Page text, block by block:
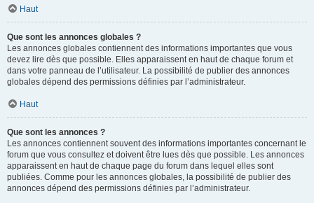
Haut
Que sont les annonces globales ?
Les annonces globales contiennent des informations importantes que vous
devez lire dès que possible. Elles apparaissent en haut de chaque forum et
dans votre panneau de l’utilisateur. La possibilité de publier des annonces
globales dépend des permissions définies par l’administrateur.
Haut
Que sont les annonces ?
Les annonces contiennent souvent des informations importantes concernant le
forum que vous consultez et doivent être lues dès que possible. Les annonces
apparaissent en haut de chaque page du forum dans lequel elles sont
publiées. Comme pour les annonces globales, la possibilité de publier des
annonces dépend des permissions définies par l’administrateur.